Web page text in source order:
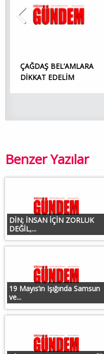
ÇAĞDAŞ BEL’AMLARA
DİKKAT EDELİM
Benzer Yazılar
DİN; İNSAN İÇİN ZORLUK
DEĞİL,...
19 Mayıs’ın Işığında Samsun
ve...